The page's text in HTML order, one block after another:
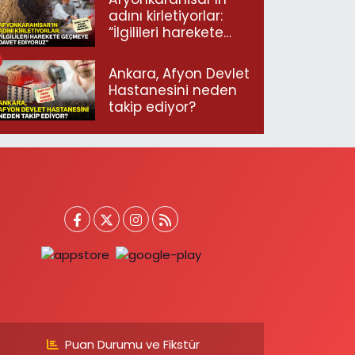
adını kirletiyorlar:
“İlgilileri harekete
ediyoruz”
Ankara, Afyon Devlet
Hastanesini neden
takip ediyor?
Puan Durumu ve Fikstür